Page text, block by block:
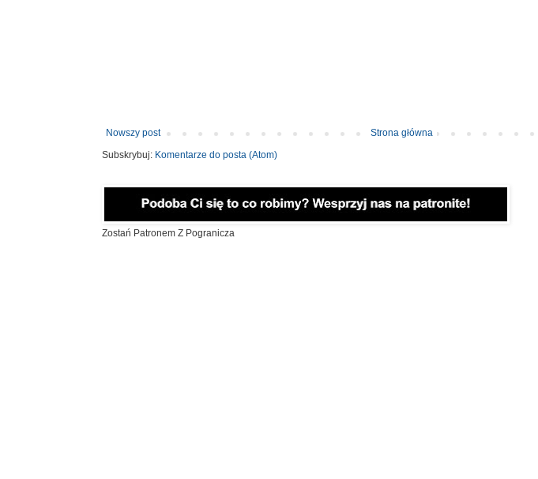
Nowszy post
Strona główna
Subskrybuj: Komentarze do posta (Atom)
Zostań Patronem Z Pogranicza